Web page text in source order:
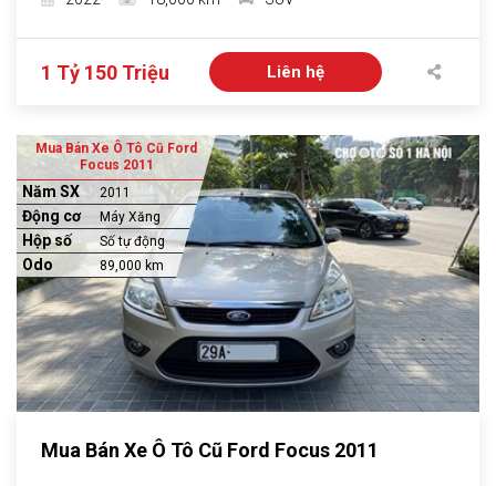
1 Tỷ 150 Triệu Liên hệ
Mua Bán Xe Ô Tô Cũ Ford
Focus 2011
Năm SX 2011
Động cơ Máy Xăng
Hộp số Số tự động
Odo 89,000 km
Mua Bán Xe Ô Tô Cũ Ford Focus 2011